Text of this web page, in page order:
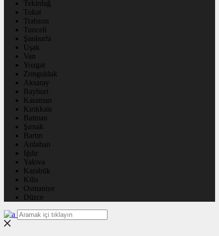
Tekirdağ
Tokat
Trabzon
Tunceli
Şanlıurfa
Uşak
Van
Yozgat
Zonguldak
Aksaray
Bayburt
Karaman
Kırıkkale
Batman
Şırnak
Bartın
Ardahan
Iğdır
Yalova
Karabük
Kilis
Osmaniye
Düzce